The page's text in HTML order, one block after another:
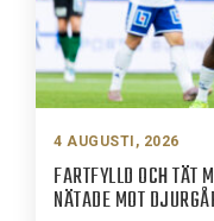
4 AUGUSTI, 2026
FARTFYLLD OCH TÄT
NÄTADE MOT